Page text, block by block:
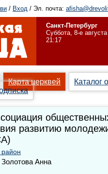
/ Вход / Эл. почта:
Санкт-Петербург
Суббота, 8-е августа
21:17
Карта церквей
Каталог
развитию
район
Золотова Анна